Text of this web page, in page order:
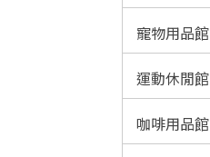
寵物用品館
運動休閒館
咖啡用品館